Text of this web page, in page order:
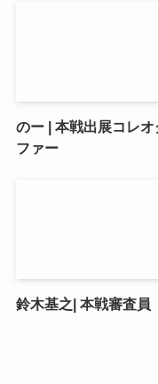
のー | 本戦出展コレオ
ファー
鈴木基之| 本戦審査員